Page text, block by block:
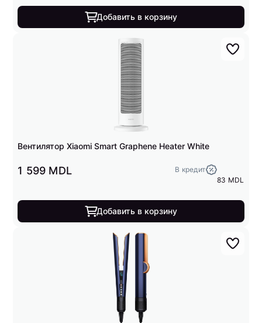
Добавить в корзину
Вентилятор Xiaomi Smart Graphene Heater White
1 599 MDL
В кредит
83 MDL
Добавить в корзину